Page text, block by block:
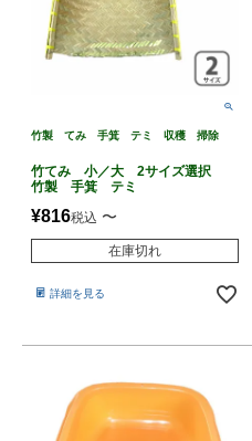
竹製 てみ 手箕 テミ 収穫 掃除
竹てみ 小／大 2サイズ選択
竹製 手箕 テミ
¥816税込 〜
在庫切れ
詳細を見る